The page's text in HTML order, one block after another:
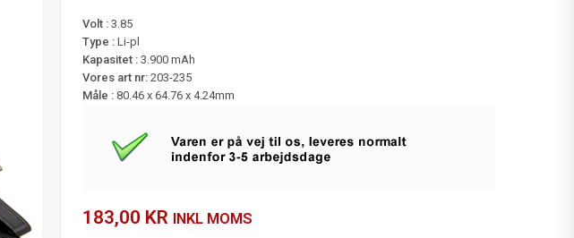
Volt :3.85
Type : Li-pl
Kapasitet : 3.900 mAh
Vores art nr: 203-235
Måle : 80.46 x 64.76 x 4.24mm
183,00 KR INKL MOMS